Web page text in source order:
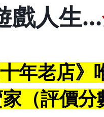
戲人生…
年老店》
（評價分